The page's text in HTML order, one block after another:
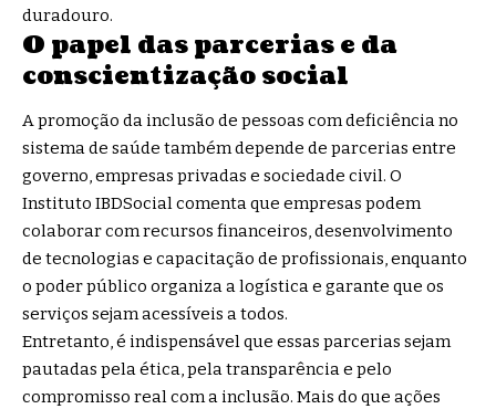
duradouro.
O papel das parcerias e da
conscientização social
A promoção da inclusão de pessoas com deficiência no
sistema de saúde também depende de parcerias entre
governo, empresas privadas e sociedade civil. O
Instituto IBDSocial comenta que empresas podem
colaborar com recursos financeiros, desenvolvimento
de tecnologias e capacitação de profissionais, enquanto
o poder público organiza a logística e garante que os
serviços sejam acessíveis a todos.
Entretanto, é indispensável que essas parcerias sejam
pautadas pela ética, pela transparência e pelo
compromisso real com a inclusão. Mais do que ações